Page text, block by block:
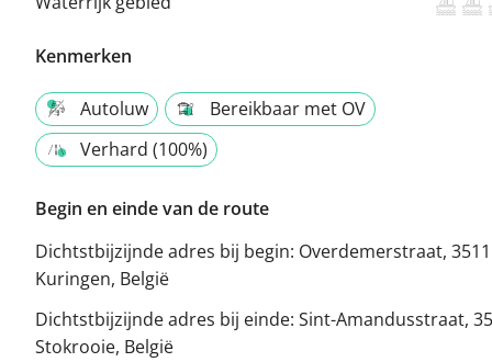
Kenmerken
Autoluw
Bereikbaar met OV
Verhard (100%)
Begin en einde van de route
Dichtstbijzijnde adres bij begin: Overdemerstraat, 3511
Kuringen, België
Dichtstbijzijnde adres bij einde: Sint-Amandusstraat,
Stokrooie, België